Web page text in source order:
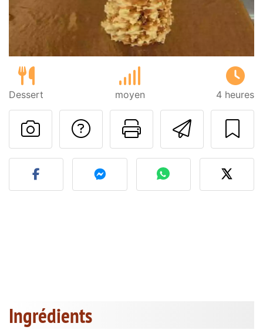
Dessert moyen 4 heures
Imprimer
Poser une
Publier votre photo de
Ingrédients